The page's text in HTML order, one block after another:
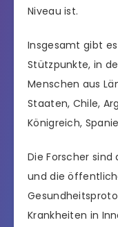
Niveau ist.
Insgesamt gibt
Stützpunkte, in
Menschen aus
Staaten, Chile,
Königreich,
Die Forscher
und die
Krankheiten in